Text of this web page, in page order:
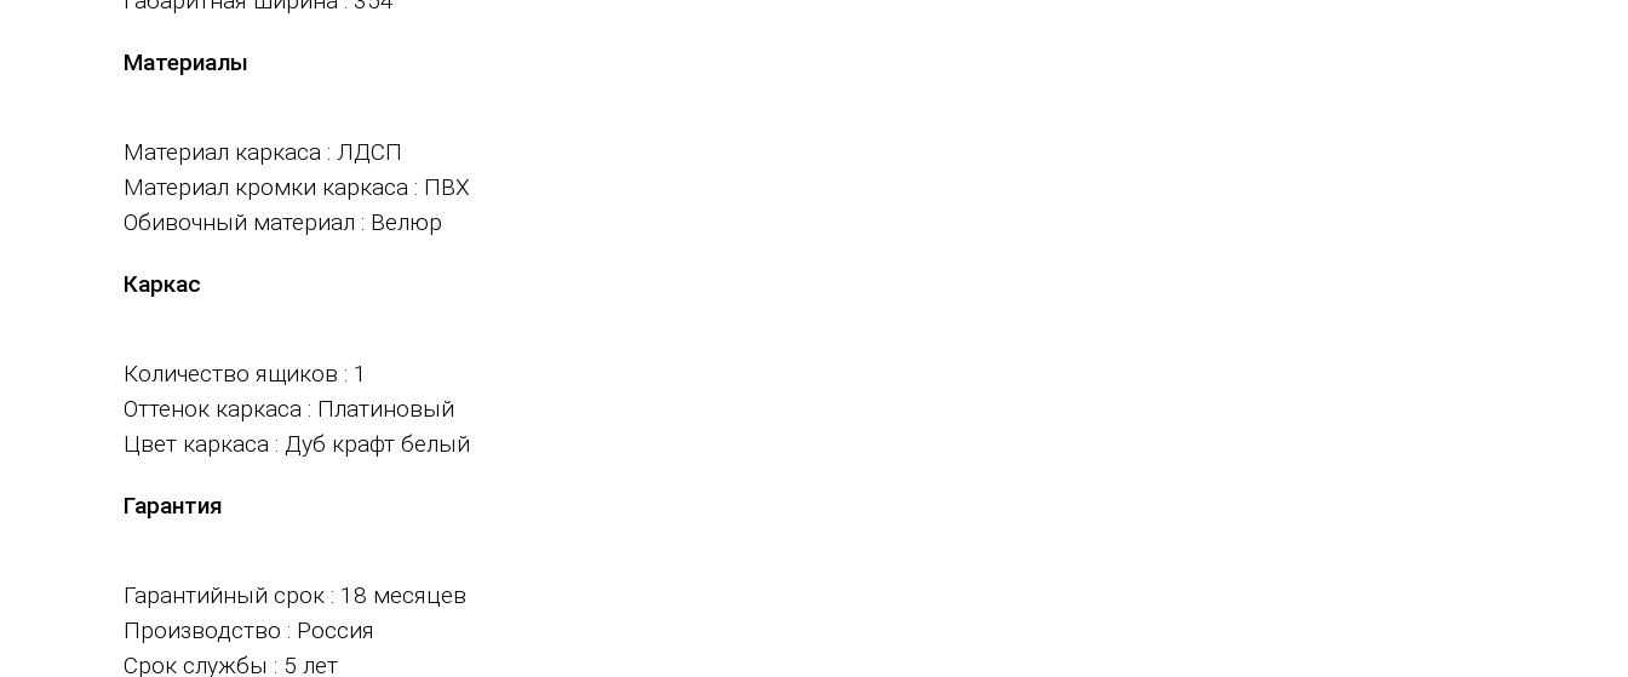
Материалы
Материал каркаса : ЛДСП
Материал кромки каркаса : ПВХ
Обивочный материал : Велюр
Каркас
Количество ящиков : 1
Оттенок каркаса : Платиновый
Цвет каркаса : Дуб крафт белый
Гарантия
Гарантийный срок : 18 месяцев
Производство : Россия
Срок службы : 5 лет